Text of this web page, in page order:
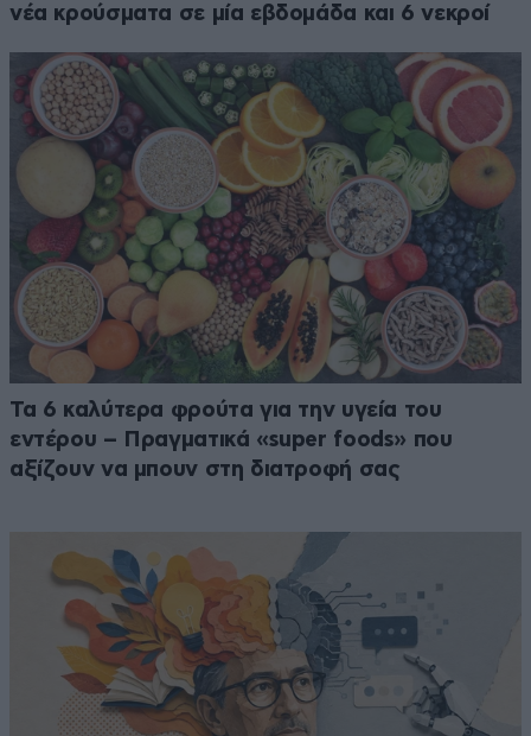
νέα κρούσματα σε μία εβδομάδα και 6 νεκροί
Τα 6 καλύτερα φρούτα για την υγεία του
εντέρου – Πραγματικά «super foods» που
αξίζουν να μπουν στη διατροφή σας